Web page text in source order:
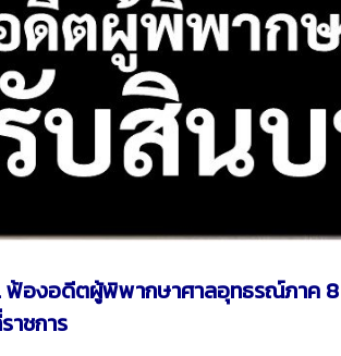
องอดีตผู้พิพากษาศาลอุทธรณ์ภาค
าชการ